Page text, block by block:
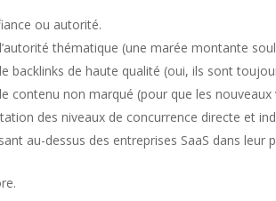
ou autorité.
thématique (une marée montante
backlinks de haute qualité (oui, ils sont
contenu non marqué (pour que les
des niveaux de concurrence directe et
au-dessus des entreprises SaaS dans leur